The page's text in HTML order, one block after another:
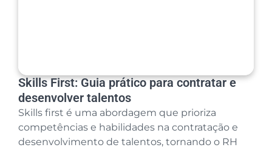
Skills First: Guia prático para contratar e
desenvolver talentos
Skills first é uma abordagem que prioriza
competências e habilidades na contratação e
desenvolvimento de talentos, tornando o RH